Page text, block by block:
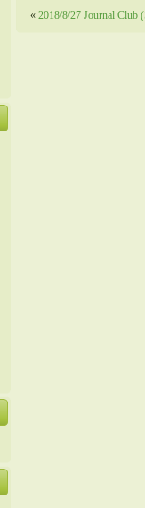
« 2018/8/27 Journal Club